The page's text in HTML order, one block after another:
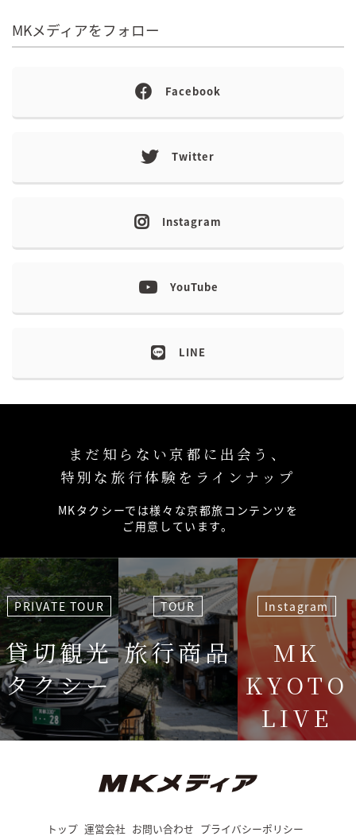
MKメディアをフォロー
Facebook
Twitter
Instagram
YouTube
LINE
まだ知らない京都に出会う、
特別な旅行体験をラインナップ
MKタクシーでは様々な京都旅コンテンツを
ご用意しています。
PRIVATE TOUR
貸切観光
タクシー
TOUR
旅行商品
Instagram
MK
KYOTO
LIVE
トップ 運営会社 お問い合わせ プライバシーポリシー